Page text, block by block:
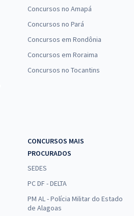
Concursos no Amapá
Concursos no Pará
Concursos em Rondônia
Concursos em Roraima
Concursos no Tocantins
CONCURSOS MAIS
PROCURADOS
SEDES
PC DF - DELTA
PM AL - Polícia Militar do Estado
de Alagoas